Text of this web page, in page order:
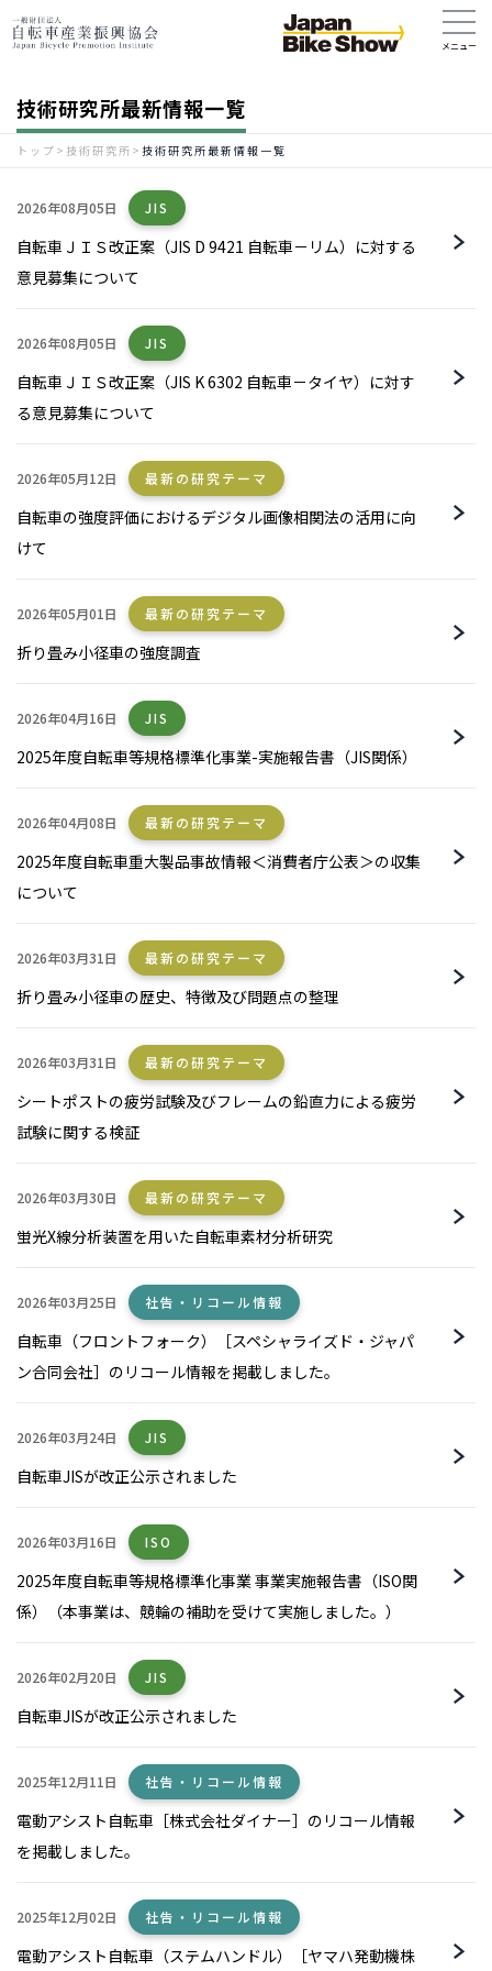
技術研究所最新情報一覧
トップ > 技術研究所 > 技術研究所最新情報一覧
2026年08月05日 JIS
自転車ＪＩＳ改正案（JIS D 9421 自転車－リム）に対する
意見募集について
2026年08月05日 JIS
自転車ＪＩＳ改正案（JIS K 6302 自転車－タイヤ）に対す
る意見募集について
2026年05月12日 最新の研究テーマ
自転車の強度評価におけるデジタル画像相関法の活用に向
けて
2026年05月01日 最新の研究テーマ
折り畳み小径車の強度調査
2026年04月16日 JIS
2025年度自転車等規格標準化事業-実施報告書（JIS関係）
2026年04月08日 最新の研究テーマ
2025年度自転車重大製品事故情報＜消費者庁公表＞の収集
について
2026年03月31日 最新の研究テーマ
折り畳み小径車の歴史、特徴及び問題点の整理
2026年03月31日 最新の研究テーマ
シートポストの疲労試験及びフレームの鉛直力による疲労
試験に関する検証
2026年03月30日 最新の研究テーマ
蛍光X線分析装置を用いた自転車素材分析研究
2026年03月25日 社告・リコール情報
自転車（フロントフォーク）［スペシャライズド・ジャパ
ン合同会社］のリコール情報を掲載しました。
2026年03月24日 JIS
自転車JISが改正公示されました
2026年03月16日 ISO
2025年度自転車等規格標準化事業 事業実施報告書（ISO関
係）（本事業は、競輪の補助を受けて実施しました。）
2026年02月20日 JIS
自転車JISが改正公示されました
2025年12月11日 社告・リコール情報
電動アシスト自転車［株式会社ダイナー］のリコール情報
を掲載しました。
2025年12月02日 社告・リコール情報
電動アシスト自転車（ステムハンドル）［ヤマハ発動機株